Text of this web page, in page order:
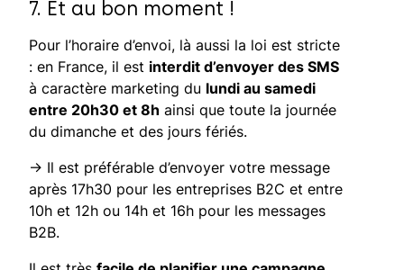
7. Et au bon moment !
Pour l’horaire d’envoi, là aussi la loi est stricte
: en France, il est interdit d’envoyer des SMS
à caractère marketing du lundi au samedi
entre 20h30 et 8h ainsi que toute la journée
du dimanche et des jours fériés.
→ Il est préférable d’envoyer votre message
après 17h30 pour les entreprises B2C et entre
10h et 12h ou 14h et 16h pour les messages
B2B.